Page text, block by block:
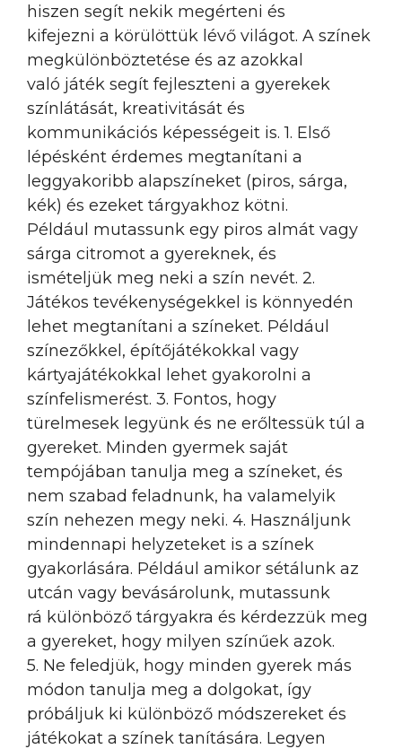
hiszen segít nekik megérteni és
kifejezni a körülöttük lévő világot. A színek
megkülönböztetése és az azokkal
való játék segít fejleszteni a gyerekek
színlátását, kreativitását és
kommunikációs képességeit is. 1. Első
lépésként érdemes megtanítani a
leggyakoribb alapszíneket (piros, sárga,
kék) és ezeket tárgyakhoz kötni.
Például mutassunk egy piros almát vagy
sárga citromot a gyereknek, és
ismételjük meg neki a szín nevét. 2.
Játékos tevékenységekkel is könnyedén
lehet megtanítani a színeket. Például
színezőkkel, építőjátékokkal vagy
kártyajátékokkal lehet gyakorolni a
színfelismerést. 3. Fontos, hogy
türelmesek legyünk és ne erőltessük túl a
gyereket. Minden gyermek saját
tempójában tanulja meg a színeket, és
nem szabad feladnunk, ha valamelyik
szín nehezen megy neki. 4. Használjunk
mindennapi helyzeteket is a színek
gyakorlására. Például amikor sétálunk az
utcán vagy bevásárolunk, mutassunk
rá különböző tárgyakra és kérdezzük meg
a gyereket, hogy milyen színűek azok.
5. Ne feledjük, hogy minden gyerek más
módon tanulja meg a dolgokat, így
próbáljuk ki különböző módszereket és
játékokat a színek tanítására. Legyen